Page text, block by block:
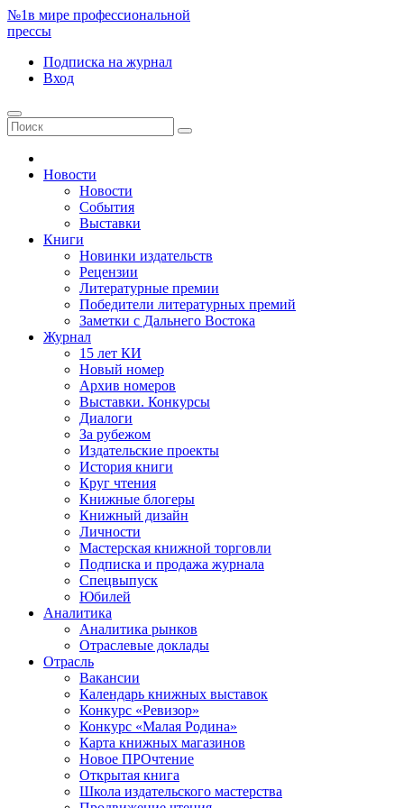
№1в мире профессиональной
прессы
Подписка на журнал
Вход
Новости
Новости
События
Выставки
Книги
Новинки издательств
Рецензии
Литературные премии
Победители литературных премий
Заметки с Дальнего Востока
Журнал
15 лет КИ
Новый номер
Архив номеров
Выставки. Конкурсы
Диалоги
За рубежом
Издательские проекты
История книги
Круг чтения
Книжные блогеры
Книжный дизайн
Личности
Мастерская книжной торговли
Подписка и продажа журнала
Спецвыпуск
Юбилей
Аналитика
Аналитика рынков
Отраслевые доклады
Отрасль
Вакансии
Календарь книжных выставок
Конкурс «Ревизор»
Конкурс «Малая Родина»
Карта книжных магазинов
Новое ПРОчтение
Открытая книга
Школа издательского мастерства